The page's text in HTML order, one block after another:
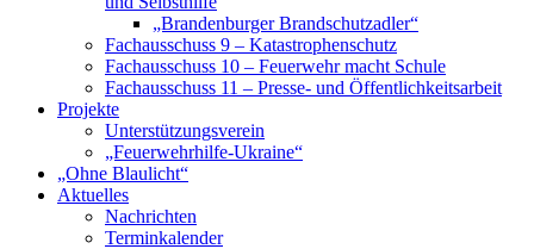
„Brandenburger Brandschutzadler“
Fachausschuss 9 – Katastrophenschutz
Fachausschuss 10 – Feuerwehr macht Schule
Fachausschuss 11 – Presse- und Öffentlichkeitsarbeit
Projekte
Unterstützungsverein
„Feuerwehrhilfe-Ukraine“
„Ohne Blaulicht“
Aktuelles
Nachrichten
Terminkalender